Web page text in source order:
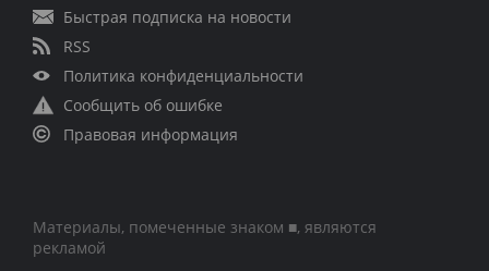
Быстрая подписка на новости
RSS
Политика конфиденциальности
Сообщить об ошибке
Правовая информация
Материалы, помеченные знаком ■, являются
рекламой